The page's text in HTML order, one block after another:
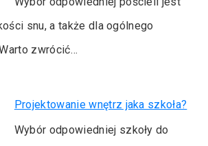
snu, a także dla ogólnego
zwrócić…
Projektowanie wnętrz jaka szkoła?
Wybór odpowiedniej szkoły do